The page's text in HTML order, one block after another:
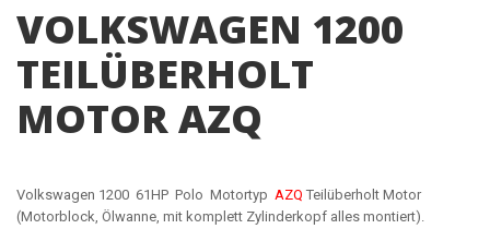
VOLKSWAGEN 1200
TEILÜBERHOLT
MOTOR AZQ
Volkswagen 1200 61HP Polo Motortyp AZQ Teilüberholt Motor
(Motorblock, Ölwanne, mit komplett Zylinderkopf alles montiert).